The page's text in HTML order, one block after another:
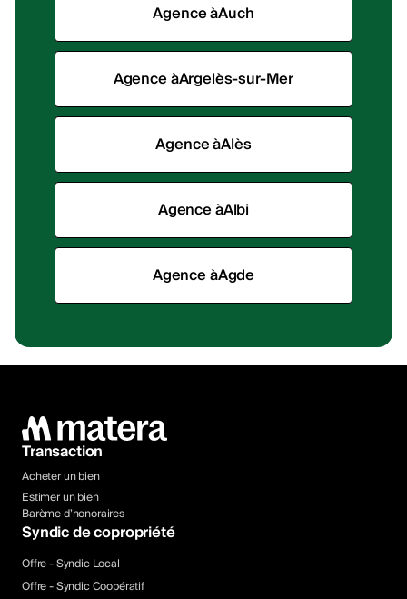
Agence àAuch
Agence àArgelès-sur-Mer
Agence àAlès
Agence àAlbi
Agence àAgde
Transaction
Acheter un bien
Estimer un bien
Barème d’honoraires
Syndic de copropriété
Offre - Syndic Local
Offre - Syndic Coopératif